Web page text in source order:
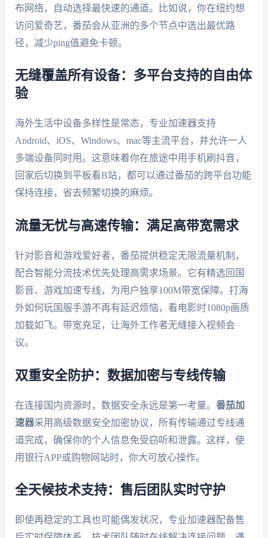
布网络，自动选择最快速的通道。比如说，你在纽约想
访问爱奇艺，番茄会从亚洲的多个节点中选出最优路
径，减少ping值避免卡顿。
无缝覆盖所有设备：多平台支持的自由体
验
海外生活中设备多样性是常态，专业加速器支持
Android、iOS、Windows、mac等主流平台，并允许一人
多端设备同时用。这意味着你在旅途中用手机刷抖音，
回家后切换到平板看B站，都可以通过番茄的跨平台功能
保持连接，省去频繁切换的麻烦。
流量无忧与高速传输：满足高带宽需求
针对影音和游戏爱好者，番茄提供稳定无限流量机制，
配合智能分流技术优先处理高需求场景。它有精选回国
影音、游戏加速专线，为用户独享100M带宽保障。打海
外如何玩国服手游不再有延迟烦恼，看电影时1080p画质
加载如飞。带宽充足，让海外工作者无缝接入视频会
议。
双重安全防护：数据加密与专线传输
在连接国内资源时，数据安全永远是第一考量。 番茄加
速器采用高级数据安全加密协议，所有传输通过专线通
道完成，确保你的个人信息免受窃听和泄露。这样，使
用银行APP或购物网站时，你大可放心操作。
全天候技术支持：售后团队实时守护
即使再稳定的工具也可能偶发状况，专业加速器配备售